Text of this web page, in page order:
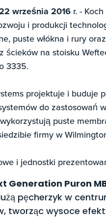
września 2016 r. -
i produkcji
puste włókna i rury
ścieków na stoisku
3335.
projektuje i buduje
do zastosowań
puste
firmy w
i jednostki
Generation Puron
pęcherzyk w
tworząc wysoce